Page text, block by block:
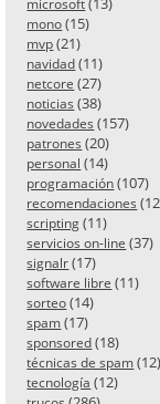
microsoft
mono (15)
mvp (21)
navidad (11)
netcore (27)
noticias (38)
novedades (157)
patrones (20)
personal (14)
programación (107)
recomendaciones
scripting (11)
servicios on-line (37)
signalr (17)
software libre (11)
sorteo (14)
spam (17)
sponsored (18)
técnicas de spam (12)
tecnología (12)